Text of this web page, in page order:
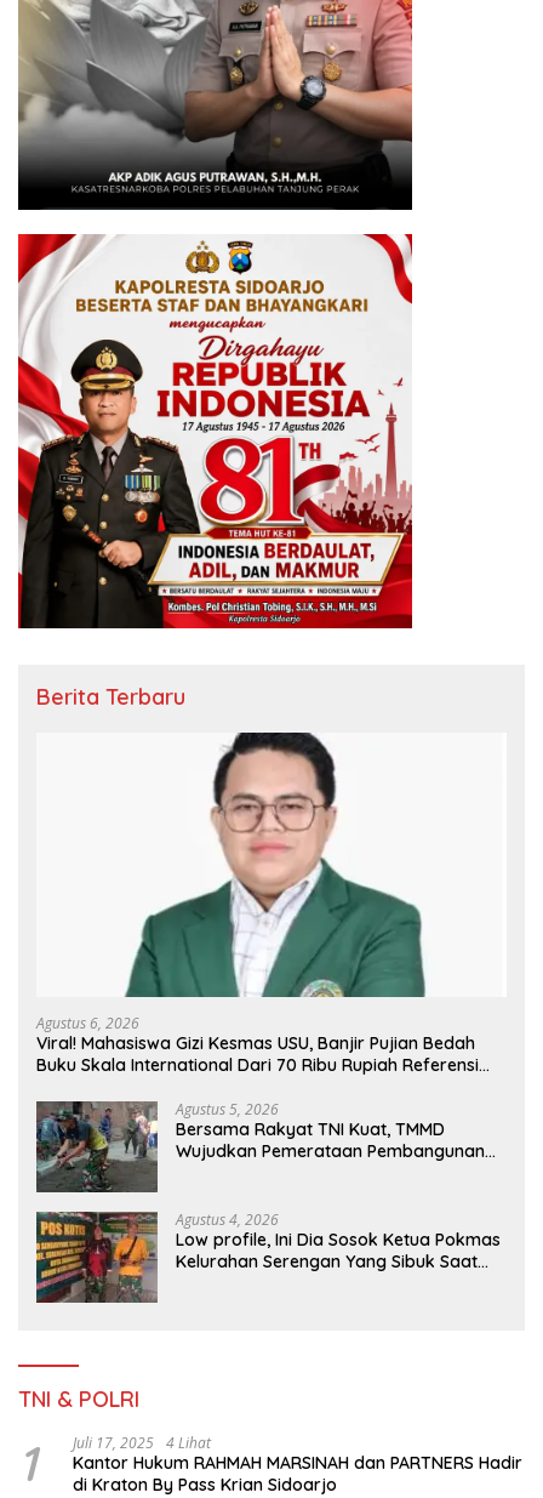
Berita Terbaru
Agustus 6, 2026
Viral! Mahasiswa Gizi Kesmas USU, Banjir Pujian Bedah
Buku Skala International Dari 70 Ribu Rupiah Referensi
Agustus 5, 2026
Bersama Rakyat TNI Kuat, TMMD
Wujudkan Pemerataan Pembangunan
Agustus 4, 2026
Low profile, Ini Dia Sosok Ketua Pokmas
Kelurahan Serengan Yang Sibuk Saat
TNI & POLRI
1 Juli 17, 2025 4 Lihat
Kantor Hukum RAHMAH MARSINAH dan PARTNERS Hadir
di Kraton By Pass Krian Sidoarjo